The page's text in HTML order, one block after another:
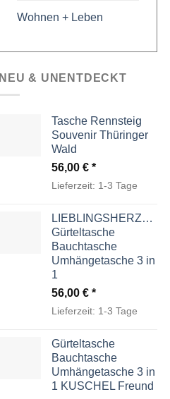
Wohnen + Leben
NEU & UNENTDECKT
Tasche Rennsteig
Souvenir Thüringer
Wald
56,00 €
Lieferzeit: 1-3 Tage
LIEBLINGSHERZCHEN
Gürteltasche
Bauchtasche
Umhängetasche 3 in
1
56,00 €
Lieferzeit: 1-3 Tage
Gürteltasche
Bauchtasche
Umhängetasche 3 in
1 KUSCHEL Freund